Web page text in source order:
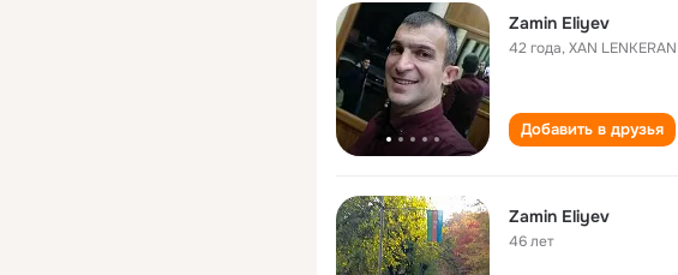
Zamin Eliyev
42 года,XAN LENKERAN
Добавить в друзья
Zamin Eliyev
46 лет